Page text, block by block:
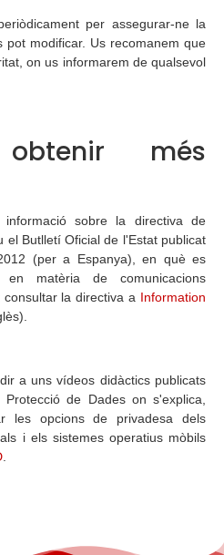
per assegurar-ne la
modificar. Us recomanem que
on us informarem de qualsevol
més
sobre la directiva de
el Butlletí Oficial de l'Estat publicat
(per a Espanya), en què es
en matèria de comunicacions
la directiva a Information
a uns vídeos didàctics publicats
de Dades on s'explica,
les opcions de privadesa dels
i els sistemes operatius mòbils
.